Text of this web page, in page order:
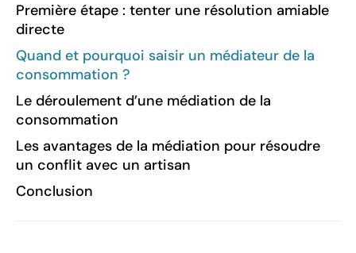
Première étape : tenter une résolution amiable
directe
Quand et pourquoi saisir un médiateur de la
consommation ?
Le déroulement d’une médiation de la
consommation
Les avantages de la médiation pour résoudre
un conflit avec un artisan
Conclusion